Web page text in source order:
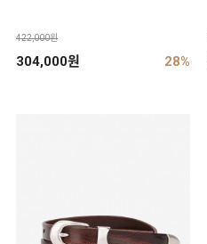
422,000원
304,000원 28%